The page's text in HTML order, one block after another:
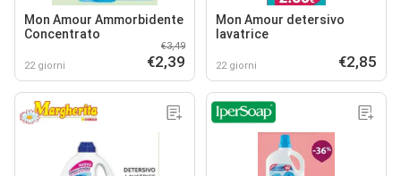
Mon Amour Ammorbidente
Concentrato
22 giorni
€3,49
€2,39
Mon Amour detersivo
lavatrice
22 giorni €2,85